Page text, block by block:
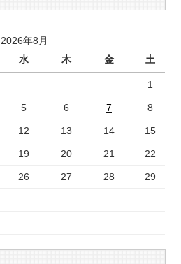
2026年8月
水 木 金 土
1
5 6 7 8
12 13 14 15
19 20 21 22
26 27 28 29